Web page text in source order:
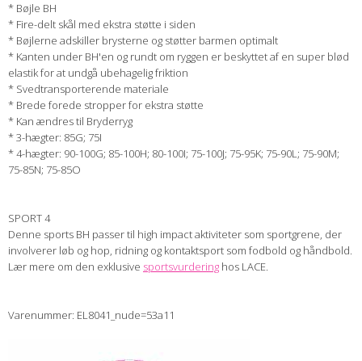
* Bøjle BH
* Fire-delt skål med ekstra støtte i siden
* Bøjlerne adskiller brysterne og støtter barmen optimalt
* Kanten under BH'en og rundt om ryggen er beskyttet af en super blød
elastik for at undgå ubehagelig friktion
* Svedtransporterende materiale
* Brede forede stropper for ekstra støtte
* Kan ændres til Bryderryg
* 3-hægter: 85G; 75I
* 4-hægter: 90-100G; 85-100H; 80-100I; 75-100J; 75-95K; 75-90L; 75-90M;
75-85N; 75-85O
SPORT 4
Denne sports BH passer til high impact aktiviteter som sportgrene, der
involverer løb og hop, ridning og kontaktsport som fodbold og håndbold.
Lær mere om den exklusive sportsvurdering hos LACE.
Varenummer: EL8041_nude=53a11